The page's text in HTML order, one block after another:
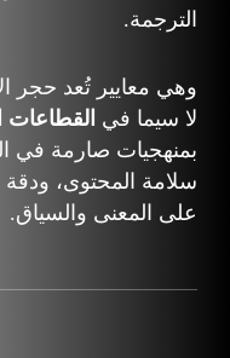
الترجمة.
وهي معايير تُعد حجر
لا سيما في القطاعات
بمنهجيات صارمة في
سلامة المحتوى،
على المعنى والسياق.